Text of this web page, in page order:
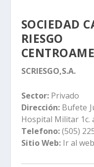
SOCIEDAD
RIESGO
SCRIESGO,S.A.
Sector:Privado
Dirección:Bufete
Hospital Militar 1c.
Telefono:(505)
Sitio Web: Ir al web